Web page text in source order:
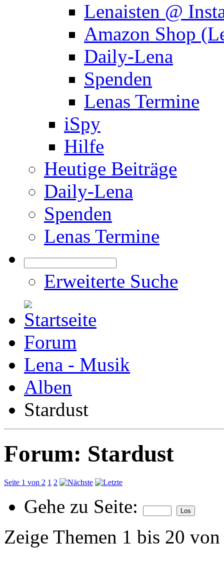
Lenaisten @
Amazon Shop
Daily-Lena
Spenden
Lenas Termine
iSpy
Hilfe
Heutige Beiträge
Daily-Lena
Spenden
Lenas Termine
Erweiterte Suche
Forum
Lena - Musik
Alben
Stardust
Forum: Stardust
Seite 1 von 2 1 2
Gehe zu Seite:
Zeige Themen 1 bis 20